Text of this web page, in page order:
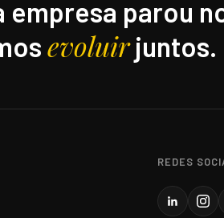
empresa parou
evoluirjuntos.
REDES